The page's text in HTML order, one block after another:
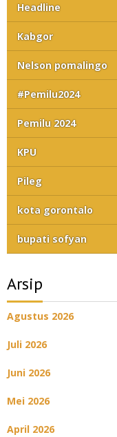
Headline
Kabgor
Nelson pomalingo
#Pemilu2024
Pemilu 2024
KPU
Pileg
kota gorontalo
bupati sofyan
Arsip
Agustus 2026
Juli 2026
Juni 2026
Mei 2026
April 2026